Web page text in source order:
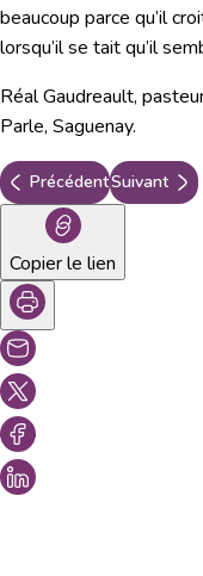
beaucoup parce qu’il
lorsqu’il se tait qu’il
Réal Gaudreault,
Parle, Saguenay.
PrécédentSuivant
Copier le lien